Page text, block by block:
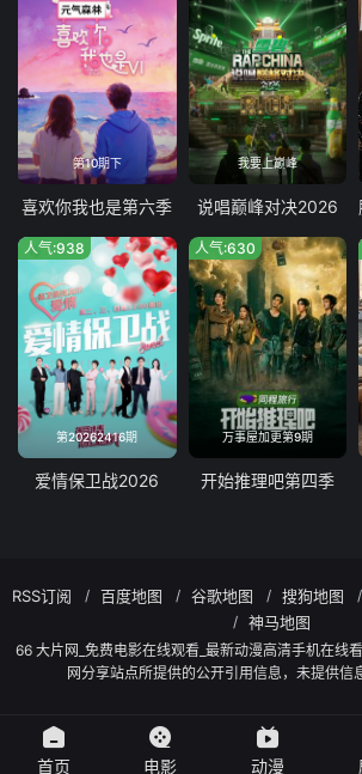
第10期下
喜欢你我也是第六季
我要上巅峰
说唱巅峰对决2026
第20262416期
人气:938
爱情保卫战2026
万事屋加更第9期
人气:630
开始推理吧第四季
RSS订阅 百度地图 谷歌地图 搜狗地图
神马地图
66 大片网_免费电影在线观看_最新动漫高清手机在线
网分享站点所提供的公开引用信息，未提供信
首页 电影 动漫